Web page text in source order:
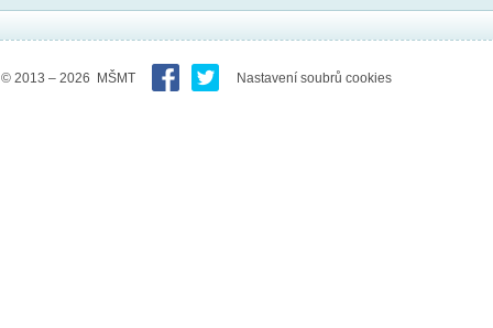
© 2013 – 2026 MŠMT Nastavení soubrů cookies